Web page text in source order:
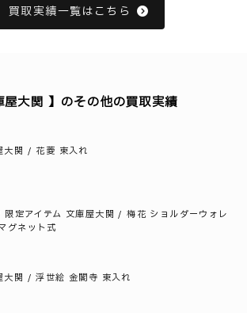
買取実績一覧はこちら
屋大関 】のその他の買取実績
大関 / 花菱 束入れ
定アイテム 文庫屋大関 / 梅花 ショルダーウォレ
グネット式
大関 / 浮世絵 金閣寺 束入れ